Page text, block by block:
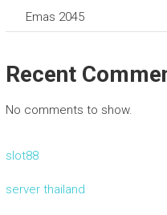
Emas 2045
Recent
No comments to show.
slot88
server thailand